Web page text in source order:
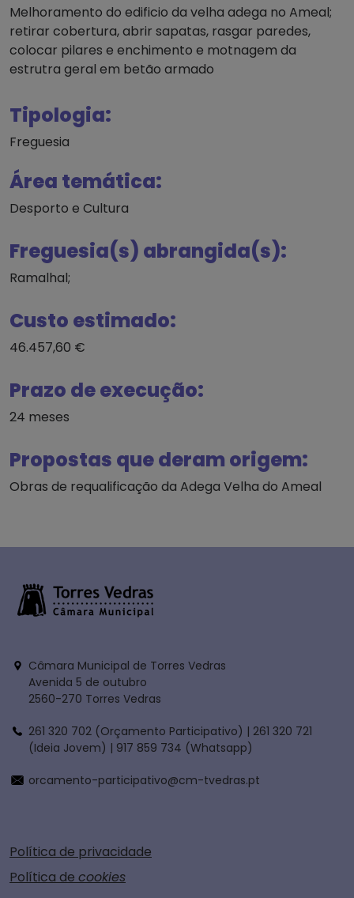
Melhoramento do edificio da velha adega no Ameal;
retirar cobertura, abrir sapatas, rasgar paredes,
colocar pilares e enchimento e motnagem da
estrutra geral em betão armado
Tipologia:
Freguesia
Área temática:
Desporto e Cultura
Freguesia(s) abrangida(s):
Ramalhal;
Custo estimado:
46.457,60 €
Prazo de execução:
24 meses
Propostas que deram origem:
Obras de requalificação da Adega Velha do Ameal
Câmara Municipal de Torres Vedras
Avenida 5 de outubro
2560-270 Torres Vedras
261 320 702 (Orçamento Participativo) | 261 320 721
(Ideia Jovem) | 917 859 734 (Whatsapp)
orcamento-participativo@cm-tvedras.pt
Política de privacidade
Política de cookies